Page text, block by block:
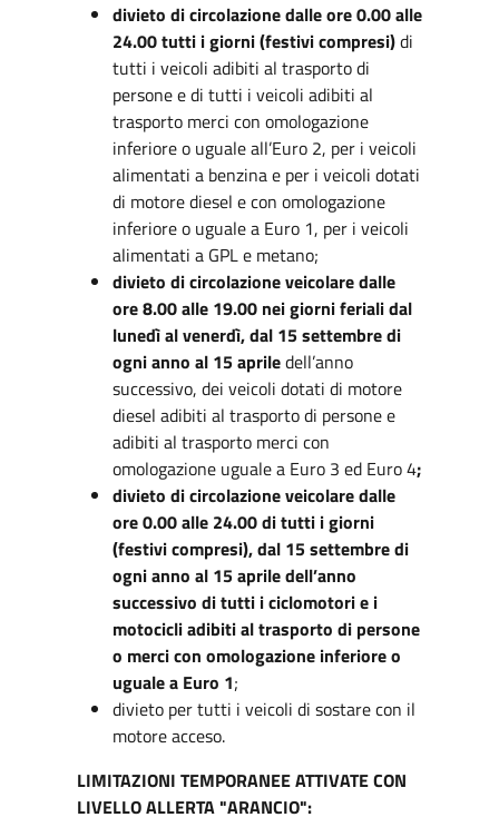
divieto di circolazione dalle ore 0.00 alle
24.00 tutti i giorni (festivi compresi)di
tutti i veicoli adibiti al trasporto di
persone e di tutti i veicoli adibiti al
trasporto merci con omologazione
inferiore o uguale all’Euro 2, per i veicoli
alimentati a benzina e per i veicoli dotati
di motore diesel e con omologazione
inferiore o uguale a Euro 1, per i veicoli
alimentati a GPL e metano;
divieto di circolazione veicolare dalle
ore 8.00 alle 19.00 nei giorni feriali dal
lunedì al venerdì, dal 15 settembre di
ogni anno al 15 apriledell’anno
successivo, dei veicoli dotati di motore
diesel adibiti al trasporto di persone e
adibiti al trasporto merci con
omologazione uguale a Euro 3 ed Euro 4;
divieto di circolazione veicolare dalle
ore 0.00 alle 24.00 di tutti i giorni
(festivi compresi), dal 15 settembre di
ogni anno al 15 aprile dell’anno
successivo di tutti i ciclomotori e i
motocicli adibiti al trasporto di persone
o merci con omologazione inferiore o
uguale a Euro 1;
divieto per tutti i veicoli di sostare con il
motore acceso.
LIMITAZIONI TEMPORANEE ATTIVATE CON
LIVELLO ALLERTA "ARANCIO":